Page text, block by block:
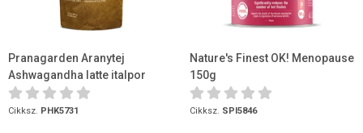
Pranagarden Aranytej
Ashwagandha latte italpor
100g
Cikksz. PHK5731
Nature's Finest OK! Menopause
150g
Cikksz. SPI5846